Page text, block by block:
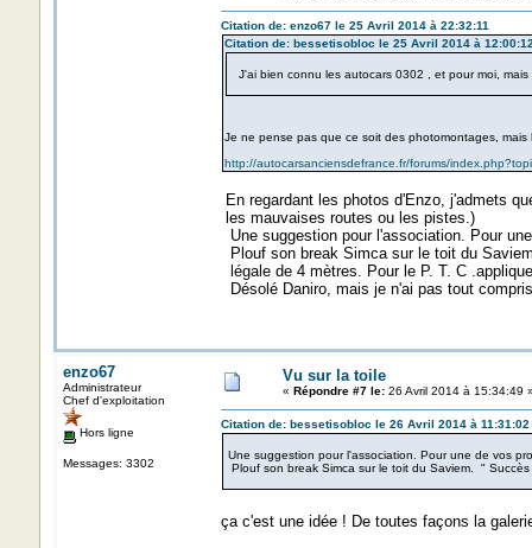
Citation de: enzo67 le 25 Avril 2014 à 22:32:11
Citation de: bessetisobloc le 25 Avril 2014 à
J'ai bien connu les autocars 0302 , et pour moi,
Je ne pense pas que ce soit des photomontages,
http://autocarsanciensdefrance.fr/forums/
En regardant les photos d'Enzo, j'admets
les mauvaises routes ou les pistes.)
Une suggestion pour l'association. Pour
Plouf son break Simca sur le toit du
légale de 4 mètres. Pour le P. T. C
Désolé Daniro, mais je n'ai pas tout
enzo67
Administrateur
Chef d'exploitation
Hors ligne
Messages: 3302
Vu sur la toile
« Répondre #7 le:26 Avril 2014 à 15:34:49
Citation de: bessetisobloc le 26 Avril 2014 à 11:31:02
Une suggestion pour l'association. Pour une de vos
Plouf son break Simca sur le toit du Saviem. "
ça c'est une idée ! De toutes façons la